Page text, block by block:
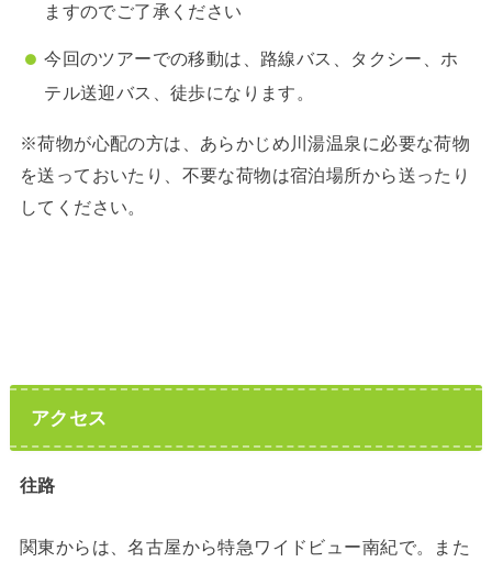
ますのでご了承ください
今回のツアーでの移動は、路線バス、タクシー、ホ
テル送迎バス、徒歩になります。
※荷物が心配の方は、あらかじめ川湯温泉に必要な荷物
を送っておいたり、不要な荷物は宿泊場所から送ったり
してください。
アクセス
往路
関東からは、名古屋から特急ワイドビュー南紀で。また